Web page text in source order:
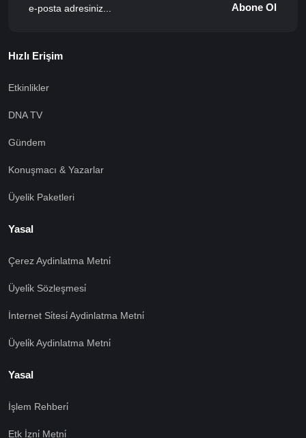
Abone Ol
Hızlı Erişim
Etkinlikler
DNA TV
Gündem
Konuşmacı & Yazarlar
Üyelik Paketleri
Yasal
Çerez Aydinlatma Metni̇
Üyeli̇k Sözleşmesi̇
İnternet Si̇tesi̇ Aydinlatma Metni̇
Üyeli̇k Aydinlatma Metni̇
Yasal
İşlem Rehberi̇
Etk İzni̇ Metni̇